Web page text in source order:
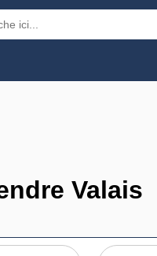
Valais